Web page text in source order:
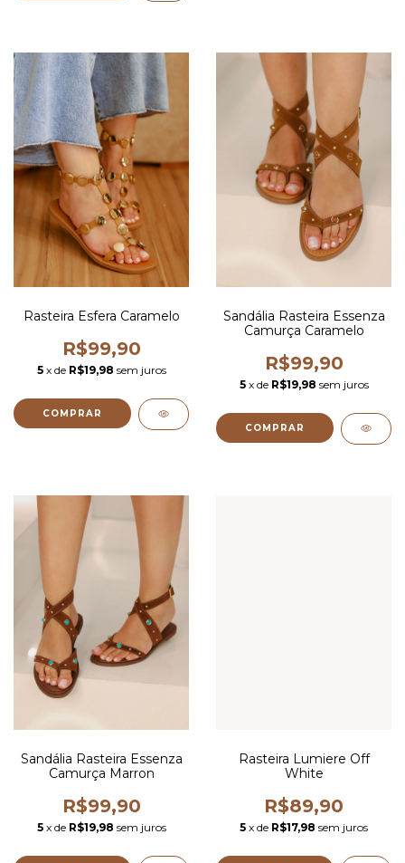
Rasteira Esfera Caramelo
R$99,90
5 x de R$19,98 sem juros
COMPRAR
Sandália Rasteira Essenza
Camurça Caramelo
R$99,90
5 x de R$19,98 sem juros
COMPRAR
Sandália Rasteira Essenza
Camurça Marron
R$99,90
5 x de R$19,98 sem juros
Rasteira Lumiere Off
White
R$89,90
5 x de R$17,98 sem juros